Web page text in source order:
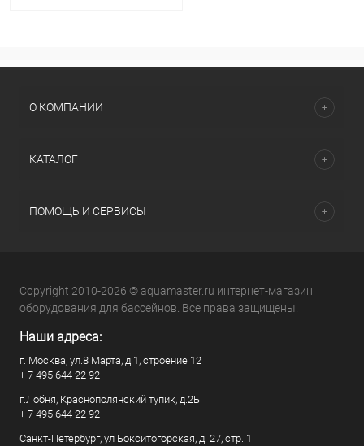
О КОМПАНИИ
КАТАЛОГ
ПОМОЩЬ И СЕРВИСЫ
Copyright 2010-2026 © aquamaster.ru интернет-магазин
оборудования для бассейнов. Все права защищены.
Наши адреса:
г. Москва, ул.8 Марта, д.1, строение 12
+ 7 495 644 22 92
г.Лобня, Краснополянский тупик, д.2Б
+ 7 495 644 22 92
Санкт-Петербург, ул Бокситогорская, д. 27, стр. 1